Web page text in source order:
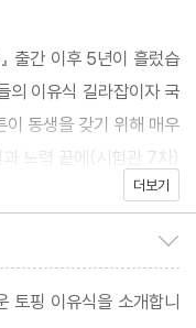
출간 이후 5년이 흘렀습
의 이유식 길라잡이자 국
이 동생을 갖기 위해 매우
과 노력 끝에(시험관 7차)
의 이른둥이로 태어났습
중격결손(심장에 구멍이
너져내렸습니다. 다행히
없이 심방중격결손 완
더보기
토핑 이유식을 소개합니